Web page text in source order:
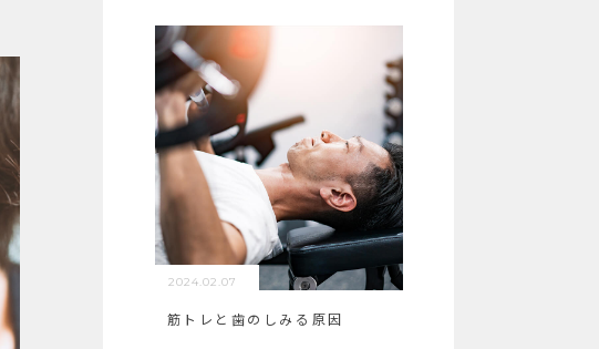
2024.02.07
筋トレと歯のしみる原因